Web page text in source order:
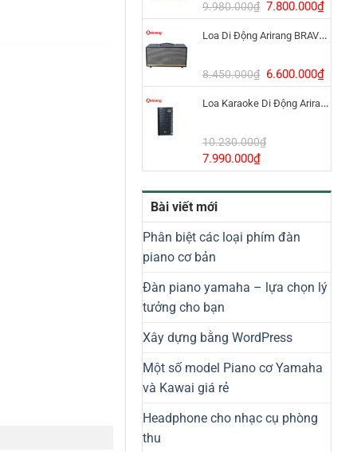
8.800.000₫.
9.980.000₫ Giá
gốc
là:
7.800.000₫Giá
hiện
tại
Loa Di Động Arirang BRAVO 8 800W Có Micro
8.450.000₫ Giá
gốc
là:
6.600.000₫Giá
hiện
tại
Loa Karaoke Di Động Arirang EDGE-X Model I
10.230.000₫
Giá
gốc
là:
10.230.000₫.
7.990.000₫Giá
hiện
tại
7.990.000₫.
Bài viết mới
Phân biệt các loại phím đàn
piano cơ bản
Đàn piano yamaha – lựa chọn lý
tưởng cho bạn
Xây dựng bằng WordPress
Một số model Piano cơ Yamaha
và Kawai giá rẻ
Headphone cho nhạc cụ phòng
thu